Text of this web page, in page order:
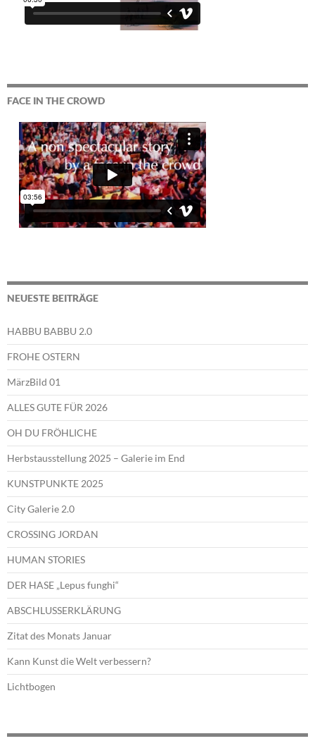
FACE IN THE CROWD
NEUESTE BEITRÄGE
HABBU BABBU 2.0
FROHE OSTERN
MärzBild 01
ALLES GUTE FÜR 2026
OH DU FRÖHLICHE
Herbstausstellung 2025 – Galerie im End
KUNSTPUNKTE 2025
City Galerie 2.0
CROSSING JORDAN
HUMAN STORIES
DER HASE „Lepus funghi“
ABSCHLUSSERKLÄRUNG
Zitat des Monats Januar
Kann Kunst die Welt verbessern?
Lichtbogen